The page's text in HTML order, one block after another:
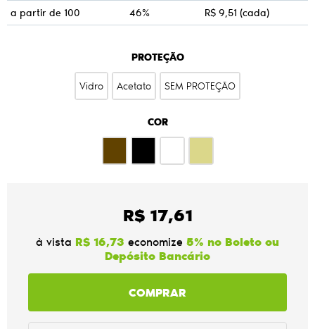
a partir de 100
46% R$ 9,51 (cada)
PROTEÇÃO
Vidro Acetato SEM PROTEÇÃO
COR
R$ 17,61
à vista R$ 16,73 economize 5% no Boleto ou
Depósito Bancário
COMPRAR